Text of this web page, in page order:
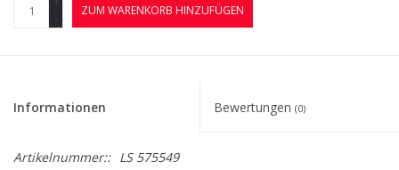
-
ZUM WARENKORB HINZUFÜGEN
Informationen Bewertungen (0)
Artikelnummer:: LS 575549